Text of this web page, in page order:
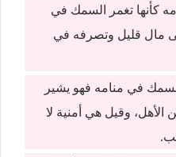
كأنها تغمر السمك في
مال قليل وتصرفه في
في منامه فهو يشير
الأهل، وقيل هي أمنية لا